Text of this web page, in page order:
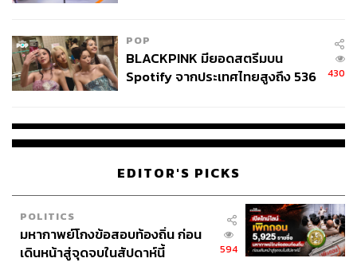
POP
BLACKPINK มียอดสตรีมบน
Spotify จากประเทศไทยสูงถึง 536
430
EDITOR'S PICKS
POLITICS
มหากาพย์โกงข้อสอบท้องถิ่น ก่อน
เดินหน้าสู่จุดจบในสัปดาห์นี้
594